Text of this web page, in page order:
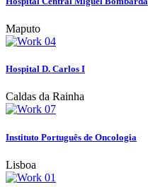
Maputo
Hospital D. Carlos I
Caldas da Rainha
Instituto Português de Oncologia
Lisboa